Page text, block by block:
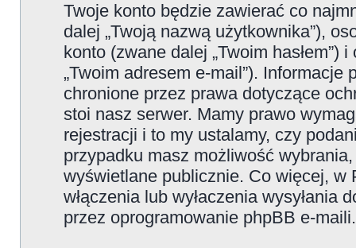
Twoje konto będzie zawierać co
dalej „Twoją nazwą użytkownika”),
konto (zwane dalej „Twoim
„Twoim adresem e-mail”). Informacje
chronione przez prawa dotyczące
stoi nasz serwer. Mamy prawo
rejestracji i to my ustalamy, czy
przypadku masz możliwość
wyświetlane publicznie. Co więcej, w
włączenia lub wyłaczenia
przez oprogramowanie phpBB e-maili.